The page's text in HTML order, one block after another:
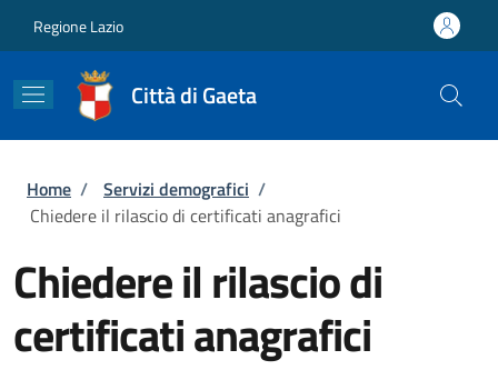
Regione Lazio
Città di Gaeta
Briciole di pane
Home / Servizi demografici /
Chiedere il rilascio di certificati anagrafici
Chiedere il rilascio di
certificati anagrafici